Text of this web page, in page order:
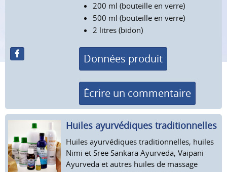
200 ml (bouteille en verre)
500 ml (bouteille en verre)
2 litres (bidon)
Données produit
Écrire un commentaire
Huiles ayurvédiques tradition­nelles
Huiles ayurvédiques traditionnelles, huiles
Nimi et Sree Sankara Ayurveda, Vaipani
Ayurveda et autres huiles de massage